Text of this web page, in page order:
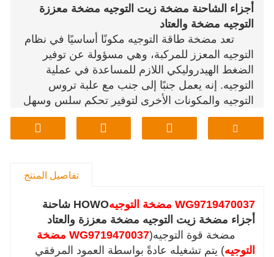
أجزاء الشاحنة مضخة زيت التوجيه مضخة معززة
التوجيه مضخة والعتاد
تعد مضخة طاقة التوجيه مكونًا أساسيًا في نظام
التوجيه المعزز للمركبة، وهي مسؤولة عن توفير
الضغط الهيدروليكي اللازم للمساعدة في عملية
التوجيه. إنه يعمل جنبًا إلى جنب مع علبة تروس
التوجيه والمكونات الأخرى لتوفير تحكم سلس وسهل
في التوجيه.
تفاصيل المنتج
WG9719470037 مضخة التوجيه
HOWO شاحنة
أجزاء مضخة زيت التوجيه مضخة معززة والعتاد
مضخة قوة التوجيه(
WG9719470037 مضخة
التوجيه) يتم تشغيله عادةً بواسطة العمود المرفقي